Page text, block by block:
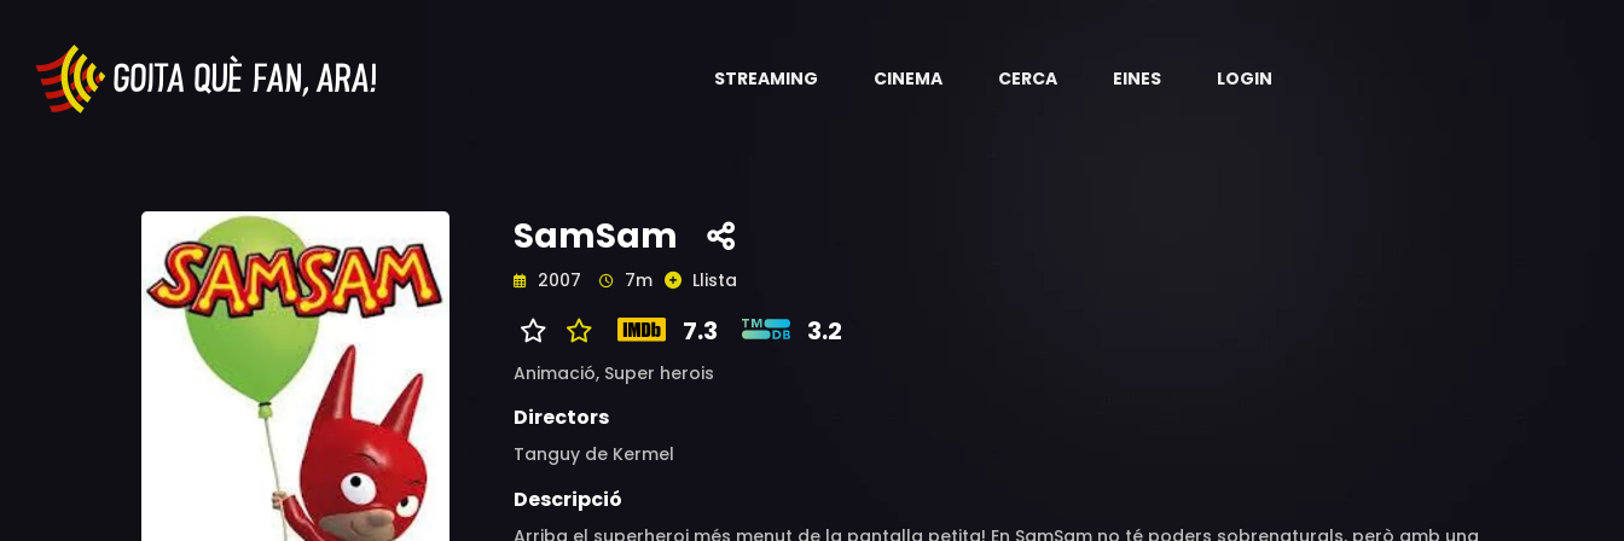
STREAMING CINEMA CERCA EINES LOGIN
SamSam
2007 7m Llista
7.3 3.2
Animació, Super herois
Directors
Tanguy de Kermel
Descripció
Arriba el superheroi més menut de la pantalla petita! En SamSam no té poders sobrenaturals, però amb una